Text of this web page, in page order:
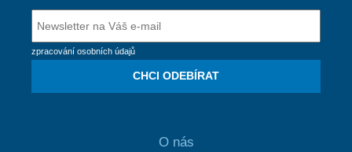
zpracování osobních údajů
CHCI ODEBÍRAT
O nás